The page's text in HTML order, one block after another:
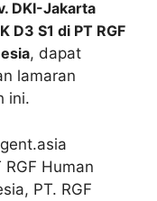
DKI-Jakarta
D3 S1 di PT RGF
, dapat
lamaran
ini.
Human
PT. RGF